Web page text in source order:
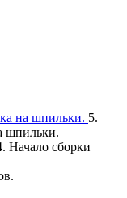
5.
шпильки.
Начало сборки